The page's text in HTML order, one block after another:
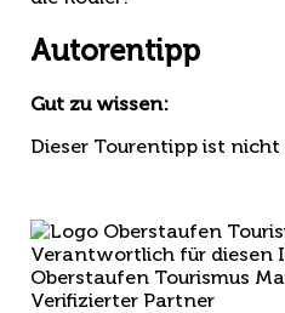
Autorentipp
Gut zu wissen:
Dieser Tourentipp ist
Verantwortlich für diesen
Oberstaufen Tourismus
Verifizierter Partner